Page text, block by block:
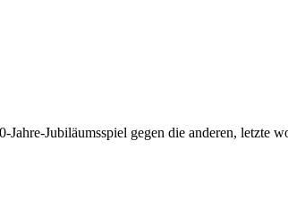
Jubiläumsspiel gegen die anderen, letzte